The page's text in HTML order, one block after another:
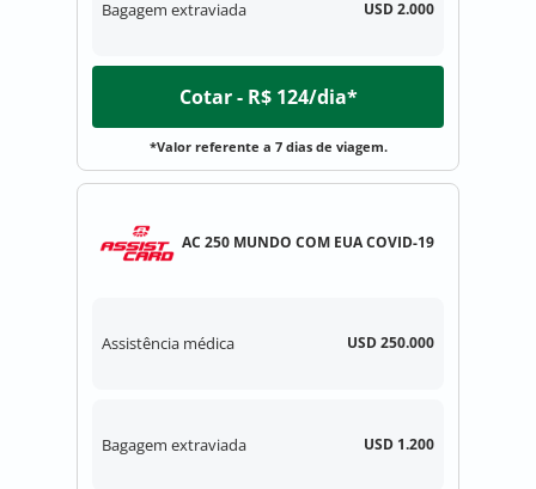
Bagagem extraviada USD 2.000
Cotar - R$ 124/dia*
*Valor referente a 7 dias de viagem.
AC 250 MUNDO COM EUA COVID-19
Assistência médica USD 250.000
Bagagem extraviada USD 1.200